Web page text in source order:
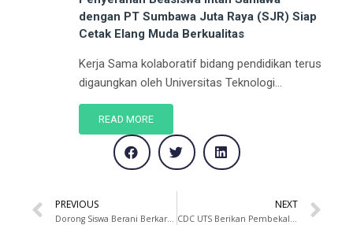
dengan PT Sumbawa Juta Raya (SJR) Siap
Cetak Elang Muda Berkualitas
Kerja Sama kolaboratif bidang pendidikan terus
digaungkan oleh Universitas Teknologi...
READ MORE
PREVIOUS
Dorong Siswa Berani Berkarya dalam KURSI VOL II UTS, “Dare To Be Act, Dare To Be Creative”
NEXT